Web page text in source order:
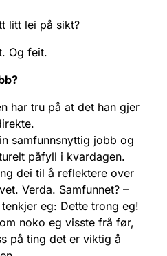
litt lei på sikt?
Og feit.
har tru på at det han gjer
samfunnsnyttig jobb og
påfyll i kvardagen.
dei til å reflektere over
Verda. Samfunnet? –
eg: Dette trong eg!
noko eg visste frå før,
på ting det er viktig å